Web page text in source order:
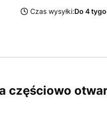
Czas wysyłki:Do 4
częściowo